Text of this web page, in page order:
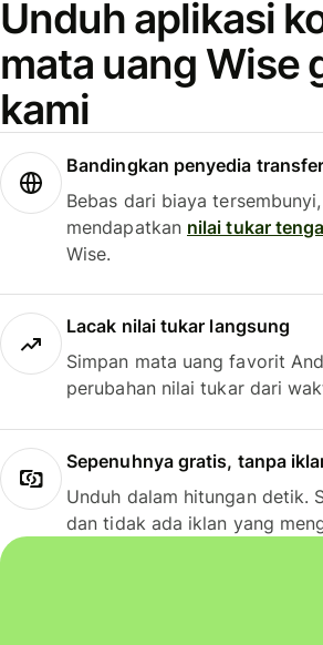
Unduh aplikasi
mata uang Wise
kami
Bandingkan penyedia
Bebas dari biaya
mendapatkan nilai tukar
Wise.
Lacak nilai tukar langsung
Simpan mata uang favorit
perubahan nilai tukar dari
Sepenuhnya gratis, tanpa
Unduh dalam hitungan detik.
dan tidak ada iklan yang